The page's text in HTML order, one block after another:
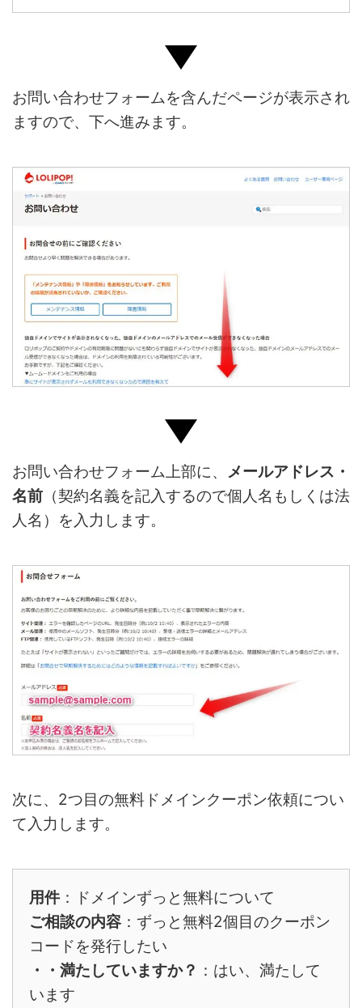
お問い合わせフォームを含んだページが表示され
ますので、下へ進みます。
お問い合わせフォーム上部に、 メールアドレス・
名前 （契約名義を記入するので個人名もしくは法
人名）を入力します。
次に、2つ目の無料ドメインクーポン依頼につい
て入力します。
用件 ：ドメインずっと無料について
ご相談の内容 ：ずっと無料2個目のクーポン
コードを発行したい
・・満たしていますか？ ：はい、満たして
います